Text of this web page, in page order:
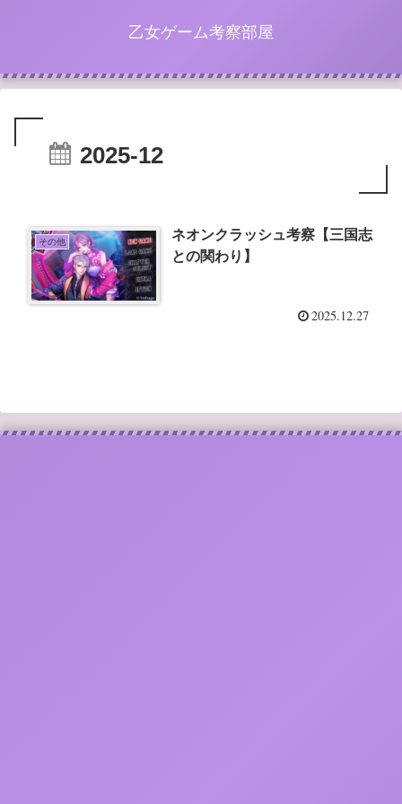
乙女ゲーム考察部屋
2025-12
その他
ネオンクラッシュ考察【三国志
との関わり】
2025.12.27